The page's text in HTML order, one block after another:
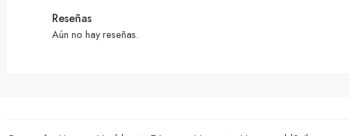
Reseñas
Aún no hay reseñas.